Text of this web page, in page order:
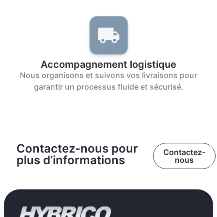
Accompagnement logistique
Nous organisons et suivons vos livraisons pour
garantir un processus fluide et sécurisé.
Contactez-nous pour
plus d’informations
Contactez-
nous